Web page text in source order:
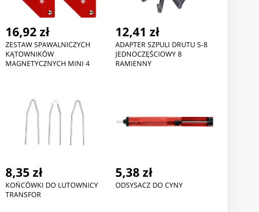
4,27 zł
KLUCZ PŁASKO-OCZKOWY
8MM
4,27 zł
KLUCZ PŁASKO-OCZKOWY
10MM
16,92 zł
ZESTAW SPAWALNICZYCH
KĄTOWNIKÓW
MAGNETYCZNYCH MINI 4
12,41 zł
ADAPTER SZPULI DRUTU S-8
JEDNOCZĘŚCIOWY 8
RAMIENNY
8,35 zł
KOŃCÓWKI DO LUTOWNICY
TRANSFOR
5,38 zł
ODSYSACZ DO CYNY